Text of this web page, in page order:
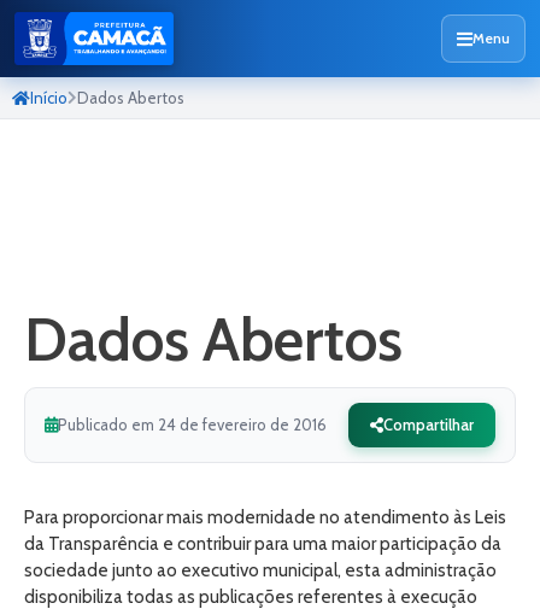
Menu
Início Dados Abertos
Dados Abertos
Publicado em 24 de fevereiro de 2016 Compartilhar
Para proporcionar mais modernidade no atendimento às Leis
da Transparência e contribuir para uma maior participação da
sociedade junto ao executivo municipal, esta administração
disponibiliza todas as publicações referentes à execução